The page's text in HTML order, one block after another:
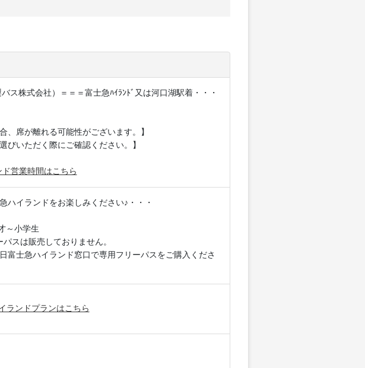
ス株式会社）＝＝＝富士急ﾊｲﾗﾝﾄﾞ又は河口湖駅着・・・
、席が離れる可能性がございます。】
びいただく際にご確認ください。】
営業時間はこちら
ハイランドをお楽しみください♪・・・
～小学生
スは販売しておりません。
士急ハイランド窓口で専用フリーパスをご購入くださ
ランドプランはこちら